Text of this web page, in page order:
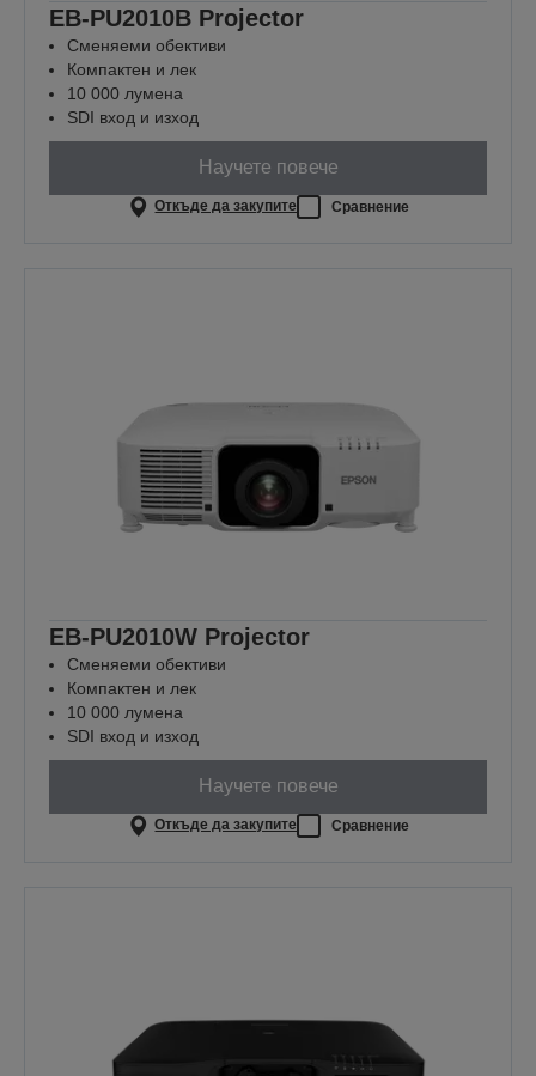
EB-PU2010B Projector
Сменяеми обективи
Компактен и лек
10 000 лумена
SDI вход и изход
Научете повече
Откъде да закупите Сравнение
EB-PU2010W Projector
Сменяеми обективи
Компактен и лек
10 000 лумена
SDI вход и изход
Научете повече
Откъде да закупите Сравнение